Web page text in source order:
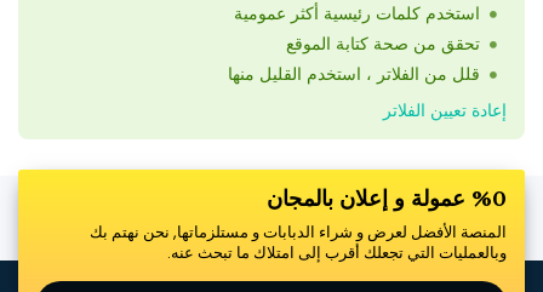
استخدم كلمات رئيسية أكثر عمومية
تحقق من صحة كتابة الموقع
قلل من الفلاتر ، استخدم القليل منها
إعادة تعيين الفلاتر
%0 عمولة و إعلان بالمجان
المنصة الأفضل لعرض و شراء الدبابات و مستلزماتها, نحن نهتم بك
وبالعمليات التي تجعلك أقرب إلى امتلاك ما تبحث عنه.